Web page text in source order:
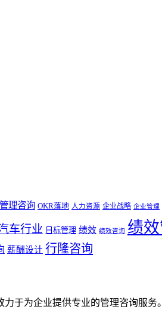
理咨询 OKR落地 人力资源 企业战略 企业管理
车行业 目标管理 绩效 绩效咨询 绩
薪酬设计 行隆咨询
于为企业提供专业的管理咨询服务